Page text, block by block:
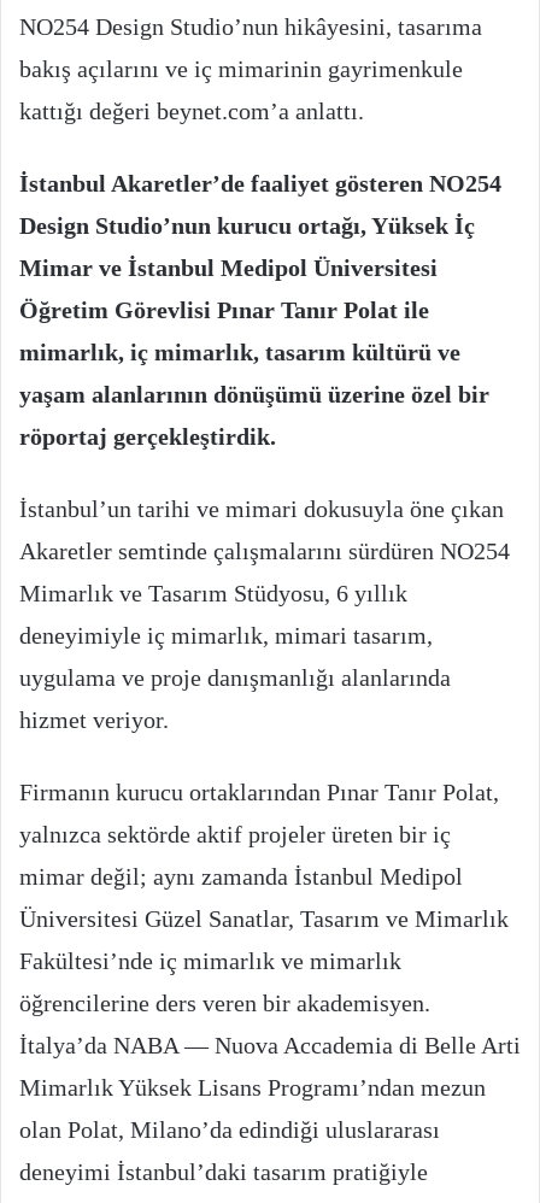
NO254 Design Studio’nun hikâyesini, tasarıma
bakış açılarını ve iç mimarinin gayrimenkule
kattığı değeri beynet.com’a anlattı.
İstanbul Akaretler’de faaliyet gösteren NO254
Design Studio’nun kurucu ortağı, Yüksek İç
Mimar ve İstanbul Medipol Üniversitesi
Öğretim Görevlisi Pınar Tanır Polat ile
mimarlık, iç mimarlık, tasarım kültürü ve
yaşam alanlarının dönüşümü üzerine özel bir
röportaj gerçekleştirdik.
İstanbul’un tarihi ve mimari dokusuyla öne çıkan
Akaretler semtinde çalışmalarını sürdüren NO254
Mimarlık ve Tasarım Stüdyosu, 6 yıllık
deneyimiyle iç mimarlık, mimari tasarım,
uygulama ve proje danışmanlığı alanlarında
hizmet veriyor.
Firmanın kurucu ortaklarından Pınar Tanır Polat,
yalnızca sektörde aktif projeler üreten bir iç
mimar değil; aynı zamanda İstanbul Medipol
Üniversitesi Güzel Sanatlar, Tasarım ve Mimarlık
Fakültesi’nde iç mimarlık ve mimarlık
öğrencilerine ders veren bir akademisyen.
İtalya’da NABA — Nuova Accademia di Belle Arti
Mimarlık Yüksek Lisans Programı’ndan mezun
olan Polat, Milano’da edindiği uluslararası
deneyimi İstanbul’daki tasarım pratiğiyle